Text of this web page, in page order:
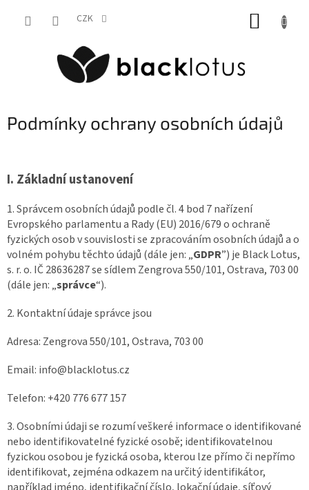
CZK
Podmínky ochrany osobních údajů
I. Základní ustanovení
1. Správcem osobních údajů podle čl. 4 bod 7 nařízení
Evropského parlamentu a Rady (EU) 2016/679 o ochraně
fyzických osob v souvislosti se zpracováním osobních údajů a o
volném pohybu těchto údajů (dále jen: „GDPR”) je Black Lotus,
s. r. o. IČ 28636287 se sídlem Zengrova 550/101, Ostrava, 703 00
(dále jen: „správce“).
2. Kontaktní údaje správce jsou
Adresa: Zengrova 550/101, Ostrava, 703 00
Email: info@blacklotus.cz
Telefon: +420 776 677 157
3. Osobními údaji se rozumí veškeré informace o identifikované
nebo identifikovatelné fyzické osobě; identifikovatelnou
fyzickou osobou je fyzická osoba, kterou lze přímo či nepřímo
identifikovat, zejména odkazem na určitý identifikátor,